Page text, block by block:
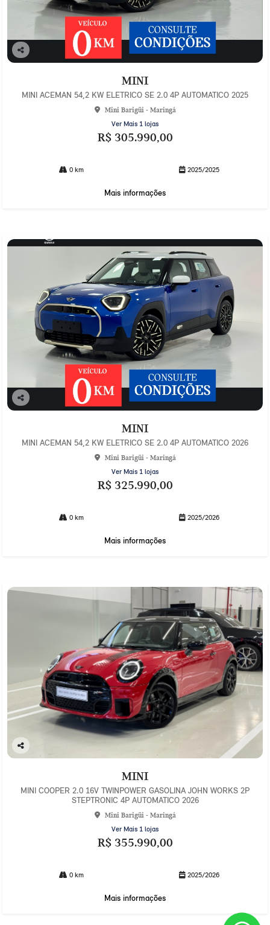
Co
lhe
MINI
MINI ACEMAN 54,2 KW ELETRICO SE 2.0 4P AUTOMATICO 2025
Mini Barigüi - Maringá
Ver Mais 1 lojas
R$ 305.990,00
0 km 2025/2025
Mais informações
Co
lhe
MINI
MINI ACEMAN 54,2 KW ELETRICO SE 2.0 4P AUTOMATICO 2026
Mini Barigüi - Maringá
Ver Mais 1 lojas
R$ 325.990,00
0 km 2025/2026
Mais informações
Co
lhe
MINI
MINI COOPER 2.0 16V TWINPOWER GASOLINA JOHN WORKS 2P
STEPTRONIC 4P AUTOMATICO 2026
Mini Barigüi - Maringá
Ver Mais 1 lojas
R$ 355.990,00
0 km 2025/2026
Mais informações